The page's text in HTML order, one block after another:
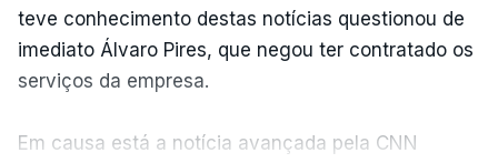
teve conhecimento destas notícias questionou de
imediato Álvaro Pires, que negou ter contratado os
serviços da empresa.
Em causa está a notícia avançada pela CNN